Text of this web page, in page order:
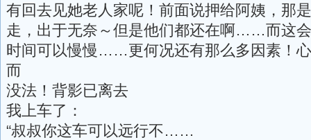
有回去见她老人家呢！前面说押给阿姨，那
走，出于无奈～但是他们都还在啊……而这
时间可以慢慢……更何况还有那么多因素！
而
没法！背影已离去
我上车了：
“叔叔你这车可以远行不……